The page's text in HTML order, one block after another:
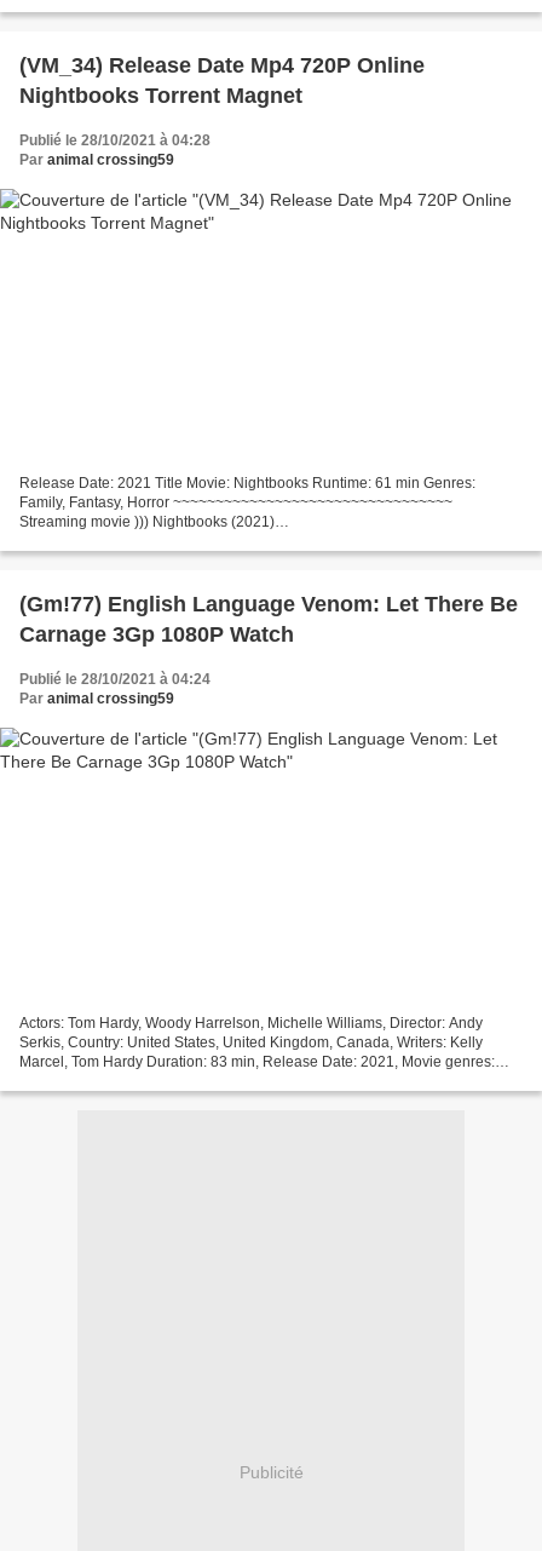
(VM_34) Release Date Mp4 720P Online
Nightbooks Torrent Magnet
Publié le 28/10/2021 à 04:28
Par animal crossing59
Release Date: 2021 Title Movie: Nightbooks Runtime: 61 min Genres:
Family, Fantasy, Horror ~~~~~~~~~~~~~~~~~~~~~~~~~~~~~~~~~
Streaming movie ))) Nightbooks (2021)
Lidya Jewett, Krysten...
(Gm!77) English Language Venom: Let There Be
Carnage 3Gp 1080P Watch
Publié le 28/10/2021 à 04:24
Par animal crossing59
Actors: Tom Hardy, Woody Harrelson, Michelle Williams, Director: Andy
Serkis, Country: United States, United Kingdom, Canada, Writers: Kelly
Marcel, Tom Hardy Duration: 83 min, Release Date: 2021, Movie genres:
Publicité